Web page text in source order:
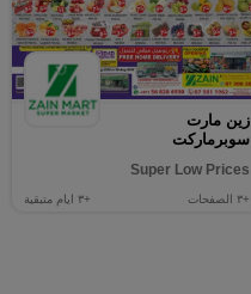
زين مارت
سوبرماركت
Super Low Prices
+٣ الصفحات +٣ ايام متبقية